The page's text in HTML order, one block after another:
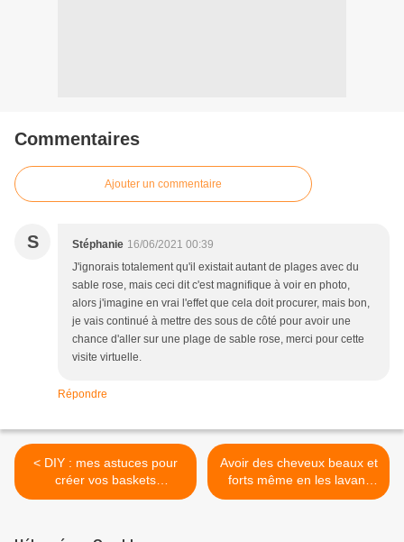
Commentaires
Ajouter un commentaire
S Stéphanie 16/06/2021 00:39
J'ignorais totalement qu'il existait autant de plages avec du
sable rose, mais ceci dit c'est magnifique à voir en photo,
alors j'imagine en vrai l'effet que cela doit procurer, mais bon,
je vais continué à mettre des sous de côté pour avoir une
chance d'aller sur une plage de sable rose, merci pour cette
visite virtuelle.
Répondre
< DIY : mes astuces pour
créer vos baskets
personnalisées à petit prix !
Avoir des cheveux beaux et
forts même en les lavant
tous les jours c'est possible